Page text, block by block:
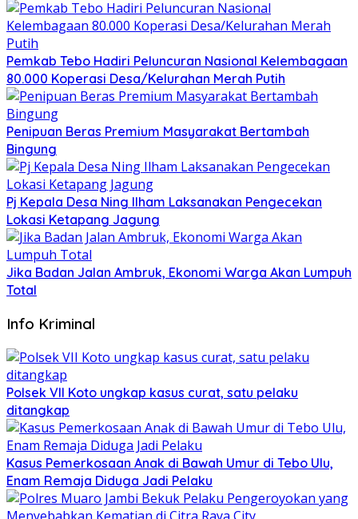
Pemkab Tebo Hadiri Peluncuran Nasional Kelembagaan
80.000 Koperasi Desa/Kelurahan Merah Putih
Penipuan Beras Premium Masyarakat Bertambah
Bingung
Pj Kepala Desa Ning Ilham Laksanakan Pengecekan
Lokasi Ketapang Jagung
Jika Badan Jalan Ambruk, Ekonomi Warga Akan Lumpuh
Total
Info Kriminal
Polsek VII Koto ungkap kasus curat, satu pelaku
ditangkap
Kasus Pemerkosaan Anak di Bawah Umur di Tebo Ulu,
Enam Remaja Diduga Jadi Pelaku